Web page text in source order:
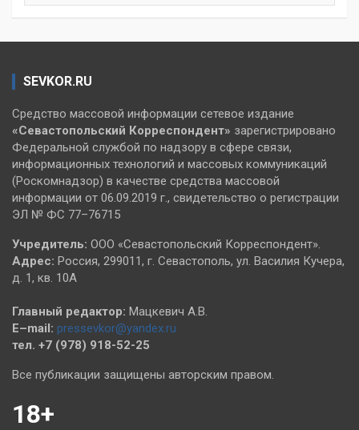
SEVKOR.RU
Средство массовой информации сетевое издание
«Севастопольский Корреспондент» зарегистрировано
Федеральной службой по надзору в сфере связи,
информационных технологий и массовых коммуникаций
(Роскомнадзор) в качестве средства массовой
информации от 06.09.2019 г., свидетельство о регистрации
ЭЛ № ФС 77–76715
Учредитель: ООО «Севастопольский Корреспондент».
Адрес: Россия, 299011, г. Севастополь, ул. Василия Кучера,
д. 1, кв. 10А
Главный редактор: Мацкевич А.В.
E–mail: pressevkor@yandex.ru
тел. +7 (978) 918-52-25
Все публикации защищены авторским правом.
18+